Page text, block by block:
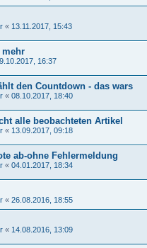
« 13.11.2017, 15:43
mehr
16:37
den Countdown - das wars
« 08.10.2017, 18:40
alle beobachteten Artikel
« 13.09.2017, 09:18
ab-ohne Fehlermeldung
« 04.01.2017, 18:34
« 26.08.2016, 18:55
« 14.08.2016, 13:09